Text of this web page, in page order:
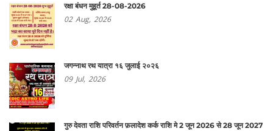
रक्षा बंधन मुहूर्त 28-08-2026
02 Aug, 2026
जगन्नाथ रथ यात्रा १६ जुलाई २०२६
09 Jul, 2026
गुरु देवता राशि परिवर्तन फ़लादेश कर्क राशि मे 2 जून 2026 से 28 जून 2027